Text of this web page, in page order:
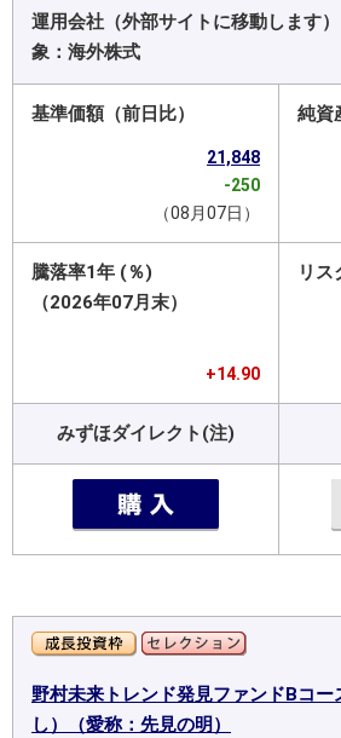
運用会社（外部サイトに移動します）
象：海外株式
基準価額（前日比） 純資
21,848
-250
（08月07日）
騰落率1年 (％)
（2026年07月末）
リス
+14.90
みずほダイレクト(注)
野村未来トレンド発見ファンドBコー
し）（愛称：先見の明）